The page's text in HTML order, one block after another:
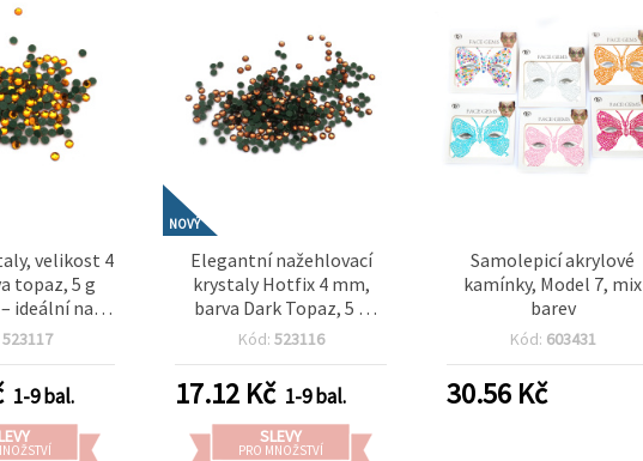
velikost 4
topaz, 5 g
ideální na
kreativní
523117
1-9 bal.
NOVÝ
Elegantní nažehlovací
krystaly Hotfix 4 mm,
barva Dark Topaz, 5 g
(~180 ks) – ideální pro
tvoření, scrapbooking a
dekorace
Kód: 523116
17.12 Kč 1-9 bal.
SLEVY
PRO MNOŽSTVÍ
Samolepicí akrylové
kamínky, Model 7, mix
barev
Kód: 603431
30.56 Kč